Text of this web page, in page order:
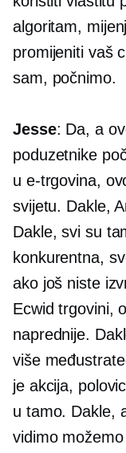
algoritam,
promijeniti vaš
sam, počnimo.
Jesse: Da, a
poduzetnike
u e-trgovina,
svijetu. Dakle,
Dakle, svi su
konkurentna,
ako još niste
Ecwid trgovini,
naprednije.
više
je akcija,
u tamo. Dakle,
vidimo